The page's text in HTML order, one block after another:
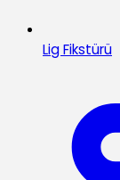
Lig Fikstürü